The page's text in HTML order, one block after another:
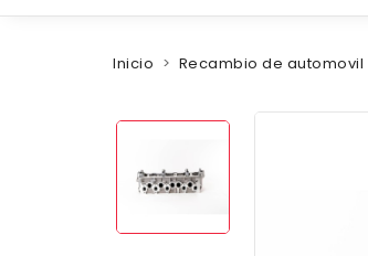
Inicio Recambio de automovil